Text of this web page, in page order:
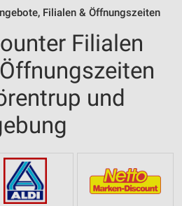
Filialen & Öffnungszeiten
Filialen
und